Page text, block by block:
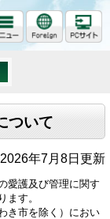
ついて
年7月8日更新
愛護及び管理に関す
ます。
き市を除く）におい